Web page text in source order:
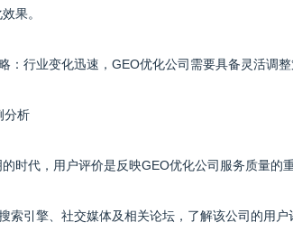
果。
：行业变化迅速，GEO优化公司需要具备灵活调
分析
时代，用户评价是反映GEO优化公司服务质量的
索引擎、社交媒体及相关论坛，了解该公司的用户